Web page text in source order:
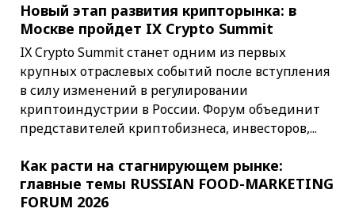
Новый этап развития крипторынка: в
Москве пройдет IX Crypto Summit
IX Crypto Summit станет одним из первых
крупных отраслевых событий после вступления
в силу изменений в регулировании
криптоиндустрии в России. Форум объединит
представителей криптобизнеса, инвесторов,...
Как расти на стагнирующем рынке:
главные темы RUSSIAN FOOD-MARKETING
FORUM 2026